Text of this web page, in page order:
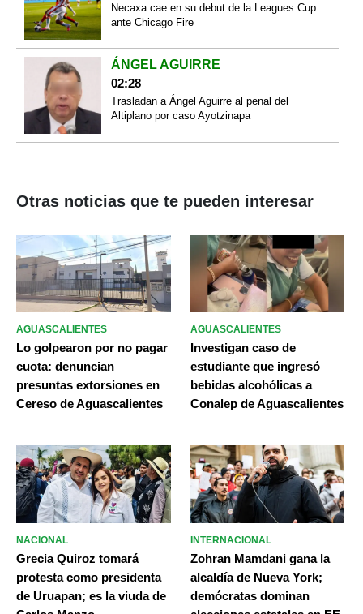
Necaxa cae en su debut de la Leagues Cup
ante Chicago Fire
ÁNGEL AGUIRRE
02:28
Trasladan a Ángel Aguirre al penal del
Altiplano por caso Ayotzinapa
Otras noticias que te pueden interesar
AGUASCALIENTES
Lo golpearon por no pagar
cuota: denuncian
presuntas extorsiones en
Cereso de Aguascalientes
AGUASCALIENTES
Investigan caso de
estudiante que ingresó
bebidas alcohólicas a
Conalep de Aguascalientes
NACIONAL
Grecia Quiroz tomará
protesta como presidenta
de Uruapan; es la viuda de
INTERNACIONAL
Zohran Mamdani gana la
alcaldía de Nueva York;
demócratas dominan